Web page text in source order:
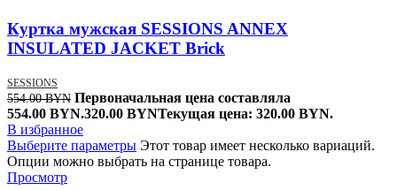
Куртка мужская SESSIONS ANNEX
INSULATED JACKET Brick
SESSIONS
554.00BYN Первоначальная цена составляла
554.00 BYN.320.00 BYNТекущая цена: 320.00 BYN.
В избранное
Выберите параметры Этот товар имеет несколько вариаций.
Опции можно выбрать на странице товара.
Просмотр